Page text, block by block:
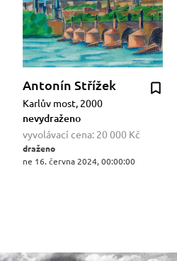
Antonín Střížek
Karlův most, 2000
nevydraženo
vyvolávací cena: 20 000 Kč
draženo
ne 16. června 2024, 00:00:00